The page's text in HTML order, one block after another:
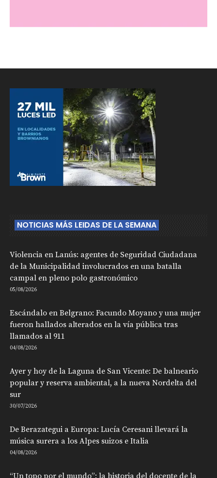
NOTICIAS MÁS LEIDAS DE LA SEMANA
Violencia en Lanús: agentes de Seguridad Ciudadana
de la Municipalidad involucrados en una batalla
campal en pleno polo gastronómico
05/08/2026
Escándalo en Belgrano: Facundo Moyano y una mujer
fueron hallados alterados en la vía pública tras
llamados al 911
04/08/2026
Ayer y hoy de la Laguna de San Vicente: De balneario
popular y reserva ambiental, a la nueva Nordelta del
sur
30/07/2026
De Berazategui a Europa: Lucía Ceresani llevará la
música surera a los Alpes suizos e Italia
04/08/2026